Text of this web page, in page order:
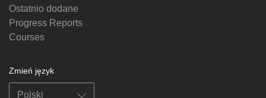
Ostatnio dodane
Progress Reports
Courses
Zmień język